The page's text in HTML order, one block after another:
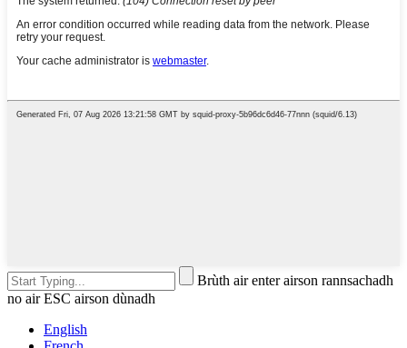
Brùth air enter airson rannsachadh
no air ESC airson dùnadh
English